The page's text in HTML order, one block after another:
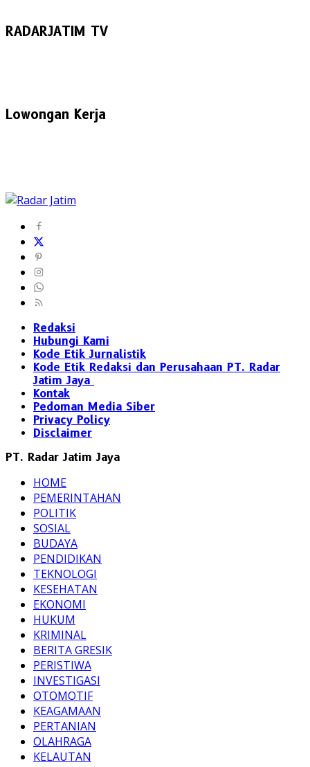
RADARJATIM TV
Lowongan Kerja
Redaksi
Hubungi Kami
Kode Etik Jurnalistik
Kode Etik Redaksi dan Perusahaan PT. Radar
Jatim Jaya
Kontak
Pedoman Media Siber
Privacy Policy
Disclaimer
PT. Radar Jatim Jaya
HOME
PEMERINTAHAN
POLITIK
SOSIAL
BUDAYA
PENDIDIKAN
TEKNOLOGI
KESEHATAN
EKONOMI
HUKUM
KRIMINAL
BERITA GRESIK
PERISTIWA
INVESTIGASI
OTOMOTIF
KEAGAMAAN
PERTANIAN
OLAHRAGA
KELAUTAN